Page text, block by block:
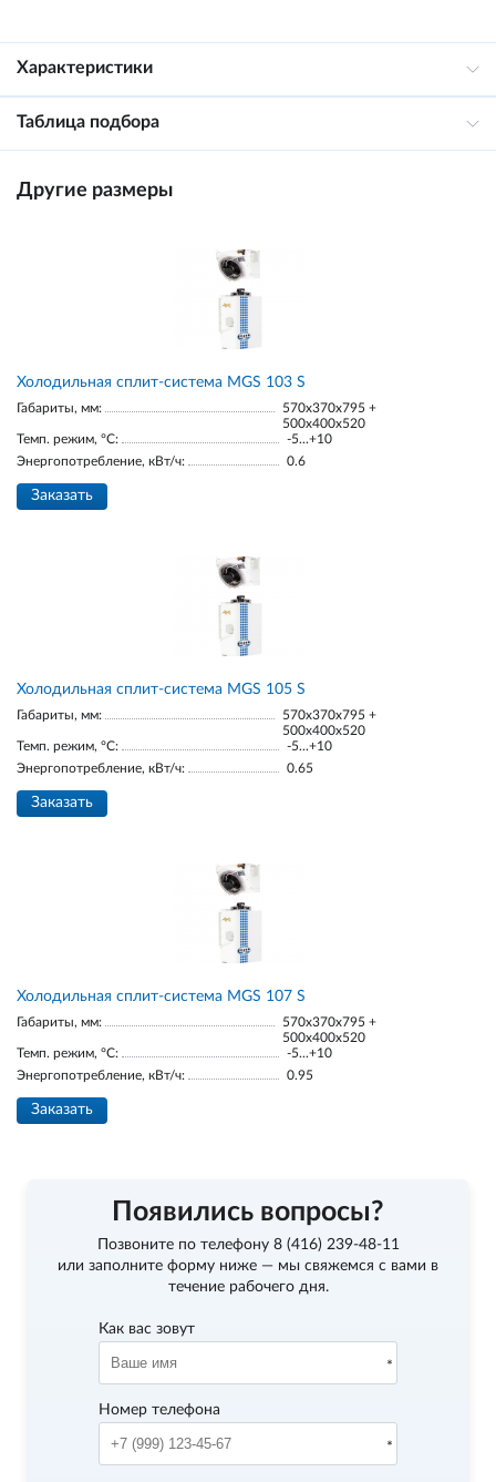
Характеристики
Таблица подбора
Другие размеры
Холодильная сплит-система MGS 103 S
Габариты, мм:
570x370x795 +
500x400x520
Темп. режим, °С:
-5...+10
Энергопотребление, кВт/ч:
0.6
Заказать
Холодильная сплит-система MGS 105 S
Габариты, мм:
570x370x795 +
500x400x520
Темп. режим, °С:
-5...+10
Энергопотребление, кВт/ч:
0.65
Заказать
Холодильная сплит-система MGS 107 S
Габариты, мм:
570x370x795 +
500x400x520
Темп. режим, °С:
-5...+10
Энергопотребление, кВт/ч:
0.95
Заказать
Появились вопросы?
Позвоните по телефону 8 (416) 239-48-11
или заполните форму ниже — мы свяжемся с вами в
течение рабочего дня.
Как вас зовут
Номер телефона